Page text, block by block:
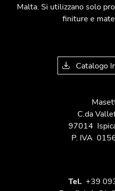
Malta. Si utilizzano solo
finiture e
Catalogo
C.da
97014
P. IVA
Tel. +39